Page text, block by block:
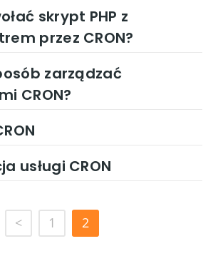
skrypt PHP z
przez CRON?
zarządzać
CRON?
usługi CRON
< 1 2